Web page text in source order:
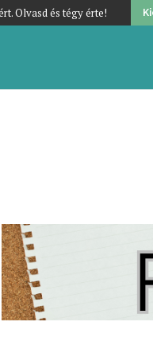
Olvasd és tégy érte!